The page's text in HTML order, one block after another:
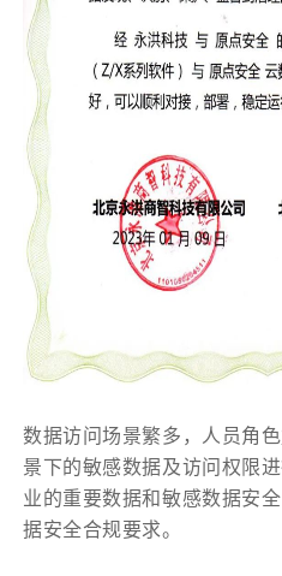
数据访问场景繁多，人员角
景下的敏感数据及访问权限
业的重要数据和敏感数据安
据安全合规要求。